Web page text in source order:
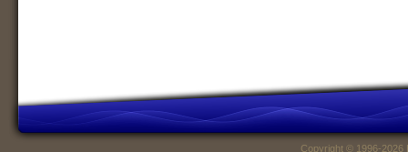
Copyright © 1996-2026